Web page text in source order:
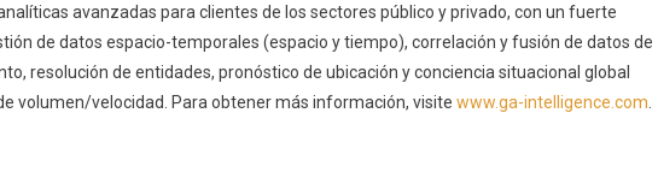
avanzadas para clientes de los sectores público y privado, con un fuerte
de datos espacio-temporales (espacio y tiempo), correlación y fusión de datos de
resolución de entidades, pronóstico de ubicación y conciencia situacional global
volumen/velocidad. Para obtener más información, visite www.ga-intelligence.com